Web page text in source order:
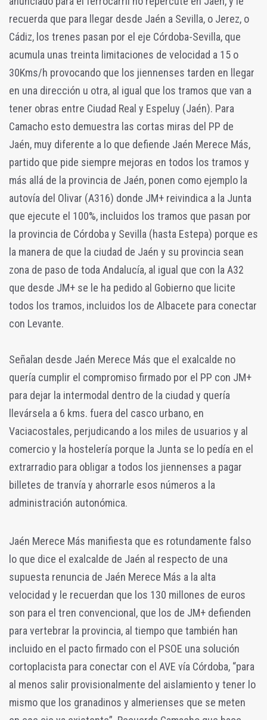
recuerda que para llegar desde Jaén a Sevilla, o Jerez, o
Cádiz, los trenes pasan por el eje Córdoba-Sevilla, que
acumula unas treinta limitaciones de velocidad a 15 o
30Kms/h provocando que los jiennenses tarden en llegar
en una dirección u otra, al igual que los tramos que van a
tener obras entre Ciudad Real y Espeluy (Jaén). Para
Camacho esto demuestra las cortas miras del PP de
Jaén, muy diferente a lo que defiende Jaén Merece Más,
partido que pide siempre mejoras en todos los tramos y
más allá de la provincia de Jaén, ponen como ejemplo la
autovía del Olivar (A316) donde JM+ reivindica a la Junta
que ejecute el 100%, incluidos los tramos que pasan por
la provincia de Córdoba y Sevilla (hasta Estepa) porque es
la manera de que la ciudad de Jaén y su provincia sean
zona de paso de toda Andalucía, al igual que con la A32
que desde JM+ se le ha pedido al Gobierno que licite
todos los tramos, incluidos los de Albacete para conectar
con Levante.
Señalan desde Jaén Merece Más que el exalcalde no
quería cumplir el compromiso firmado por el PP con JM+
para dejar la intermodal dentro de la ciudad y quería
llevársela a 6 kms. fuera del casco urbano, en
Vaciacostales, perjudicando a los miles de usuarios y al
comercio y la hostelería porque la Junta se lo pedía en el
extrarradio para obligar a todos los jiennenses a pagar
billetes de tranvía y ahorrarle esos números a la
administración autonómica.
Jaén Merece Más manifiesta que es rotundamente falso
lo que dice el exalcalde de Jaén al respecto de una
supuesta renuncia de Jaén Merece Más a la alta
velocidad y le recuerdan que los 130 millones de euros
son para el tren convencional, que los de JM+ defienden
para vertebrar la provincia, al tiempo que también han
incluido en el pacto firmado con el PSOE una solución
cortoplacista para conectar con el AVE vía Córdoba, “para
al menos salir provisionalmente del aislamiento y tener lo
mismo que los granadinos y almerienses que se meten